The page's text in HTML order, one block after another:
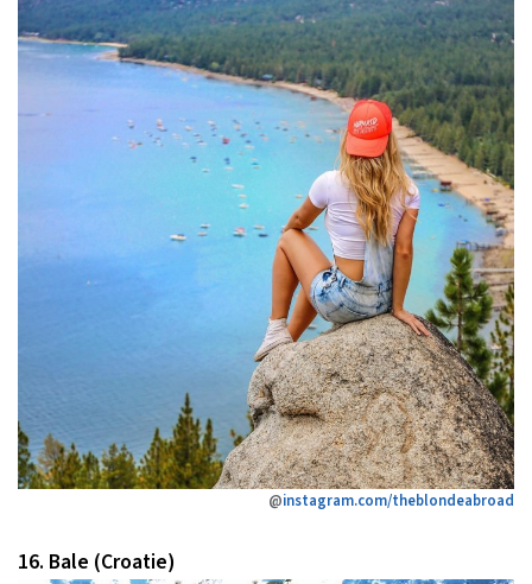
@instagram.com/theblondeabroad
16. Bale (Croatie)